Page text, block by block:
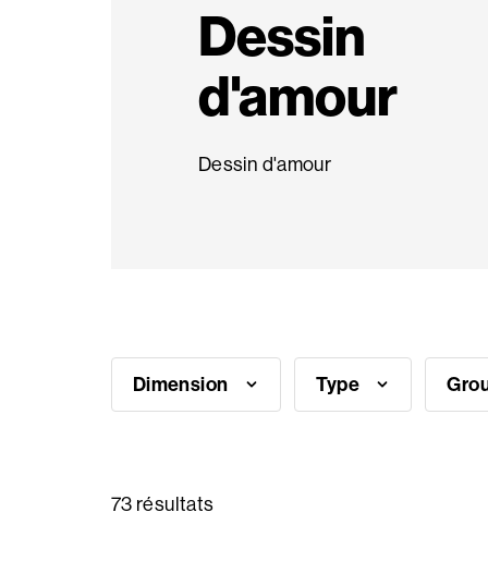
personnalisé
d'inspiration?
Dessin
d'amour
Dessin d'amour
Dimension Type
73 résultats